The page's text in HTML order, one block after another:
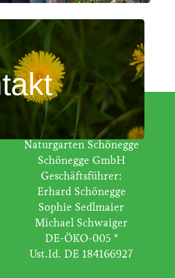
Naturgarten Schönegge
Schönegge GmbH
Geschäftsführer:
Erhard Schönegge
Sophie Sedlmaier
Michael Schwaiger
DE-ÖKO-005 *
Ust.Id. DE 184166927